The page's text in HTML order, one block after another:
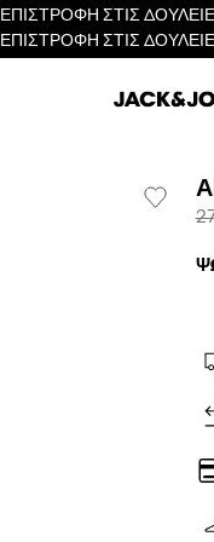
ΕΠΙΣΤΡΟΦΗ ΣΤΙΣ
ΕΠΙΣΤΡΟΦΗ ΣΤΙΣ